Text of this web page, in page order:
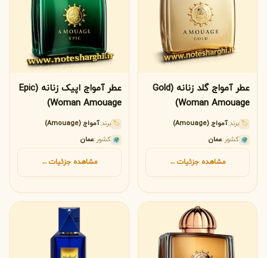
عطر آمواج گلد زنانه (Gold
Woman Amouage)
🏷 برند:آمواج (Amouage)
کشور:عمان
مشاهده جزئیات←
عطر آمواج اپیک زنانه (Epic
Woman Amouage)
🏷 برند:آمواج (Amouage)
کشور:عمان
مشاهده جزئیات←